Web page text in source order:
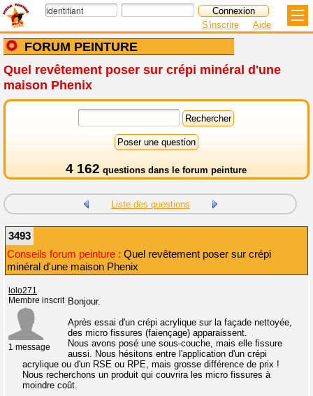
FORUM PEINTURE
S'inscrire Aide
Quel revêtement poser sur crépi minéral d'une
maison Phenix
4 162 questions dans le forum peinture
Liste des questions
3493
Conseils forum peinture : Quel revêtement poser sur crépi
minéral d'une maison Phenix
lolo271
Membre inscrit
1 message
Bonjour.
Après essai d'un crépi acrylique sur la façade nettoyée,
des micro fissures (faiençage) apparaissent.
Nous avons posé une sous-couche, mais elle fissure
aussi. Nous hésitons entre l'application d'un crépi
acrylique ou d'un RSE ou RPE, mais grosse différence de prix !
Nous recherchons un produit qui couvrira les micro fissures à
moindre coût.